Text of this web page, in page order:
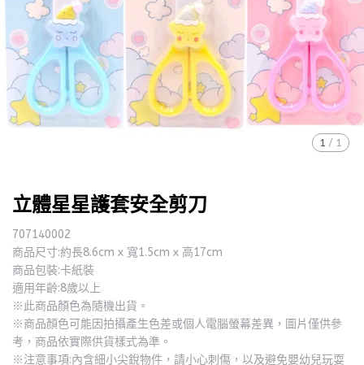
1 / 1
立體星星護套安全剪刀
707140002
商品尺寸:約長8.6cm x 寬1.5cm x 高17cm
商品包裝:卡紙裝
適用年齡:8歲以上
※此商品顏色為隨機出貨。
※商品顏色可能因拍攝產生色差或個人電腦螢幕差異，圖片僅供參
考，商品依實際供貨樣式為準。
※注意事項:內含細小尖銳物件，請小心刺傷，以及避免嬰幼兒玩耍